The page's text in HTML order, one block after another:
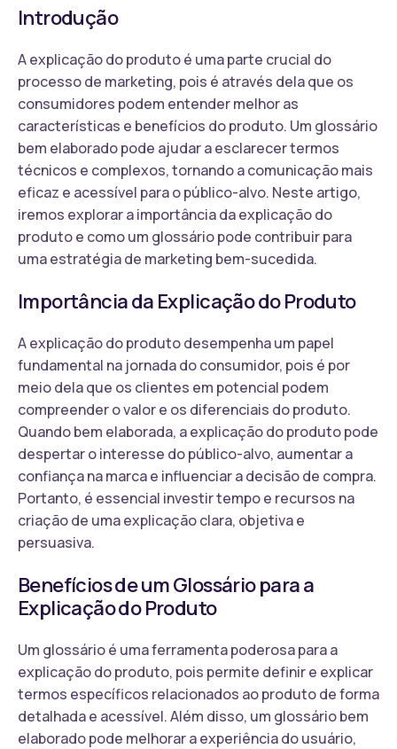
Introdução
A explicação do produto é uma parte crucial do
processo de marketing, pois é através dela que os
consumidores podem entender melhor as
características e benefícios do produto. Um glossário
bem elaborado pode ajudar a esclarecer termos
técnicos e complexos, tornando a comunicação mais
eficaz e acessível para o público-alvo. Neste artigo,
iremos explorar a importância da explicação do
produto e como um glossário pode contribuir para
uma estratégia de marketing bem-sucedida.
Importância da Explicação do Produto
A explicação do produto desempenha um papel
fundamental na jornada do consumidor, pois é por
meio dela que os clientes em potencial podem
compreender o valor e os diferenciais do produto.
Quando bem elaborada, a explicação do produto pode
despertar o interesse do público-alvo, aumentar a
confiança na marca e influenciar a decisão de compra.
Portanto, é essencial investir tempo e recursos na
criação de uma explicação clara, objetiva e
persuasiva.
Benefícios de um Glossário para a
Explicação do Produto
Um glossário é uma ferramenta poderosa para a
explicação do produto, pois permite definir e explicar
termos específicos relacionados ao produto de forma
detalhada e acessível. Além disso, um glossário bem
elaborado pode melhorar a experiência do usuário,